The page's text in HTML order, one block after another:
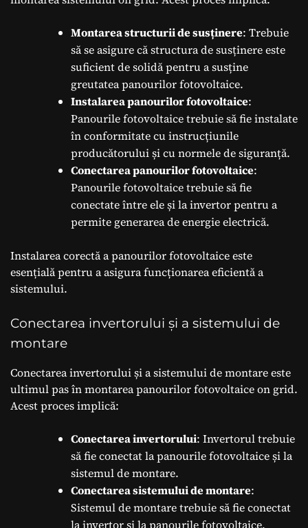
Montarea structurii de susținere: Trebuie
să se asigure că structura de susținere este
suficient de solidă pentru a susține
greutatea panourilor fotovoltaice.
Instalarea panourilor fotovoltaice:
Panourile fotovoltaice trebuie să fie instalate
în conformitate cu instrucțiunile
producătorului și cu normele de siguranță.
Conectarea panourilor fotovoltaice:
Panourile fotovoltaice trebuie să fie
conectate între ele și la invertor pentru a
permite generarea de energie electrică.
Instalarea corectă a panourilor fotovoltaice este
esențială pentru a asigura funcționarea eficientă a
sistemului.
Conectarea invertorului și a sistemului de
montare
Conectarea invertorului și a sistemului de montare este
ultimul pas în montarea panourilor fotovoltaice on grid.
Acest proces implică:
Conectarea invertorului: Invertorul trebuie
să fie conectat la panourile fotovoltaice și la
sistemul de montare.
Conectarea sistemului de montare:
Sistemul de montare trebuie să fie conectat
la invertor și la panourile fotovoltaice.